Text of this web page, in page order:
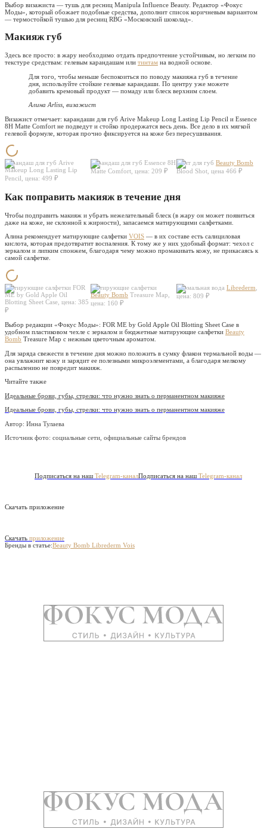
Выбор визажиста — тушь для ресниц Manipula Influence Beauty. Редактор «Фокус
Моды», который обожает подобные средства, дополнит список коричневым вариантом
— термостойкой тушью для ресниц RBG «Московский шоколад».
Макияж губ
Здесь все просто: в жару необходимо отдать предпочтение устойчивым, но легким по
текстуре средствам: гелевым карандашам или тинтам на водной основе.
Для того, чтобы меньше беспокоиться по поводу макияжа губ в течение
дня, используйте стойкие гелевые карандаши. По центру уже можете
добавить кремовый продукт — помаду или блеск верхним слоем.
Алина Arliss, визажист
Визажист отмечает: карандаши для губ Arive Makeup Long Lasting Lip Pencil и Essence
8H Matte Comfort не подведут и стойко продержатся весь день. Все дело в их мягкой
гелевой формуле, которая прочно фиксируется на коже без пересушивания.
Карандаш для губ Arive
Makeup Long Lasting Lip
Pencil, цена: 499 ₽
Карандаш для губ Essence 8H
Matte Comfort, цена: 209 ₽
Тинт для губ Beauty Bomb
Blood Shot, цена 466 ₽
Как поправить макияж в течение дня
Чтобы подправить макияж и убрать нежелательный блеск (в жару он может появиться
даже на коже, не склонной к жирности), запасаемся матирующими салфетками.
Алина рекомендует матирующие салфетки VOIS — в их составе есть салициловая
кислота, которая предотвратит воспаления. К тому же у них удобный формат: чехол с
зеркалом и липким спонжем, благодаря чему можно промакивать кожу, не прикасаясь к
самой салфетке.
Матирующие салфетки FOR
ME by Gold Apple Oil
Blotting Sheet Case, цена: 385
₽
Матирующие салфетки
Beauty Bomb Treasure Map,
цена: 160 ₽
Термальная вода Librederm
цена: 809 ₽
Выбор редакции «Фокус Моды»: FOR ME by Gold Apple Oil Blotting Sheet Case в
удобном пластиковом чехле с зеркалом и бюджетные матирующие салфетки Beauty
Bomb Treasure Map с нежным цветочным ароматом.
Для заряда свежести в течение дня можно положить в сумку флакон термальной воды —
она увлажнит кожу и зарядит ее полезными микроэлементами, а благодаря мелкому
распылению не повредит макияж.
Читайте также
Идеальные брови, губы, стрелки: что нужно знать о перманентном макияже
Идеальные брови, губы, стрелки: что нужно знать о перманентном макияже
Автор: Инна Тулаева
Источник фото: социальные сети, официальные сайты брендов
Подписаться на наш Telegram-каналПодписаться на наш Telegram-канал
Скачать приложение
Скачать приложение
Бренды в статье:Beauty Bomb Librederm Vois